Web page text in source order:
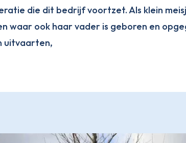
die dit bedrijf voortzet. Als klein
waar ook haar vader is geboren en
uitvaarten,